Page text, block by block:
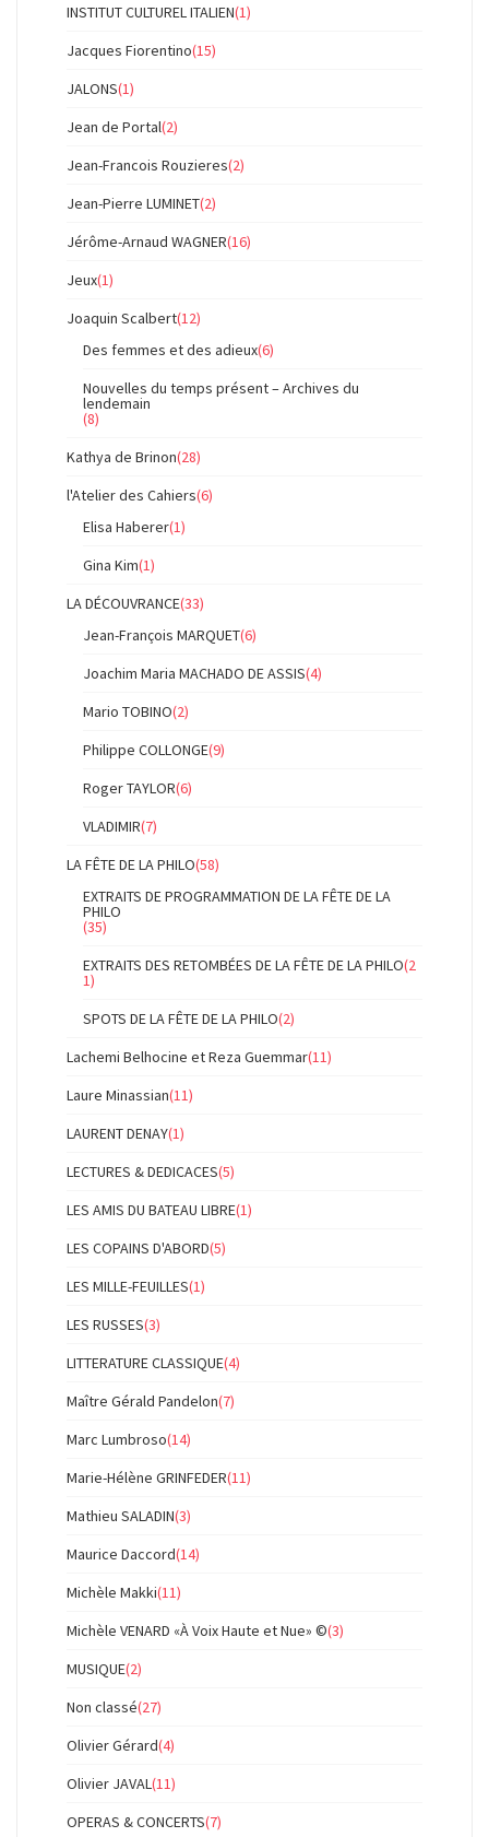
INSTITUT CULTUREL ITALIEN(1)
Jacques Fiorentino(15)
JALONS(1)
Jean de Portal(2)
Jean-Francois Rouzieres(2)
Jean-Pierre LUMINET(2)
Jérôme-Arnaud WAGNER(16)
Jeux(1)
Joaquin Scalbert(12)
Des femmes et des adieux(6)
Nouvelles du temps présent – Archives du
lendemain
(8)
Kathya de Brinon(28)
l'Atelier des Cahiers(6)
Elisa Haberer(1)
Gina Kim(1)
LA DÉCOUVRANCE(33)
Jean-François MARQUET(6)
Joachim Maria MACHADO DE ASSIS(4)
Mario TOBINO(2)
Philippe COLLONGE(9)
Roger TAYLOR(6)
VLADIMIR(7)
LA FÊTE DE LA PHILO(58)
EXTRAITS DE PROGRAMMATION DE LA FÊTE DE LA
PHILO
(35)
EXTRAITS DES RETOMBÉES DE LA FÊTE DE LA PHILO(2
1)
SPOTS DE LA FÊTE DE LA PHILO(2)
Lachemi Belhocine et Reza Guemmar(11)
Laure Minassian(11)
LAURENT DENAY(1)
LECTURES & DEDICACES(5)
LES AMIS DU BATEAU LIBRE(1)
LES COPAINS D'ABORD(5)
LES MILLE-FEUILLES(1)
LES RUSSES(3)
LITTERATURE CLASSIQUE(4)
Maître Gérald Pandelon(7)
Marc Lumbroso(14)
Marie-Hélène GRINFEDER(11)
Mathieu SALADIN(3)
Maurice Daccord(14)
Michèle Makki(11)
Michèle VENARD «À Voix Haute et Nue» ©(3)
MUSIQUE(2)
Non classé(27)
Olivier Gérard(4)
Olivier JAVAL (11)
OPERAS & CONCERTS(7)